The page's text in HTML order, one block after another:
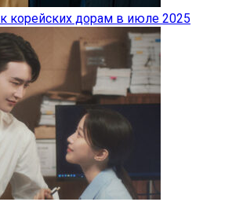
корейских дорам в июле 2025